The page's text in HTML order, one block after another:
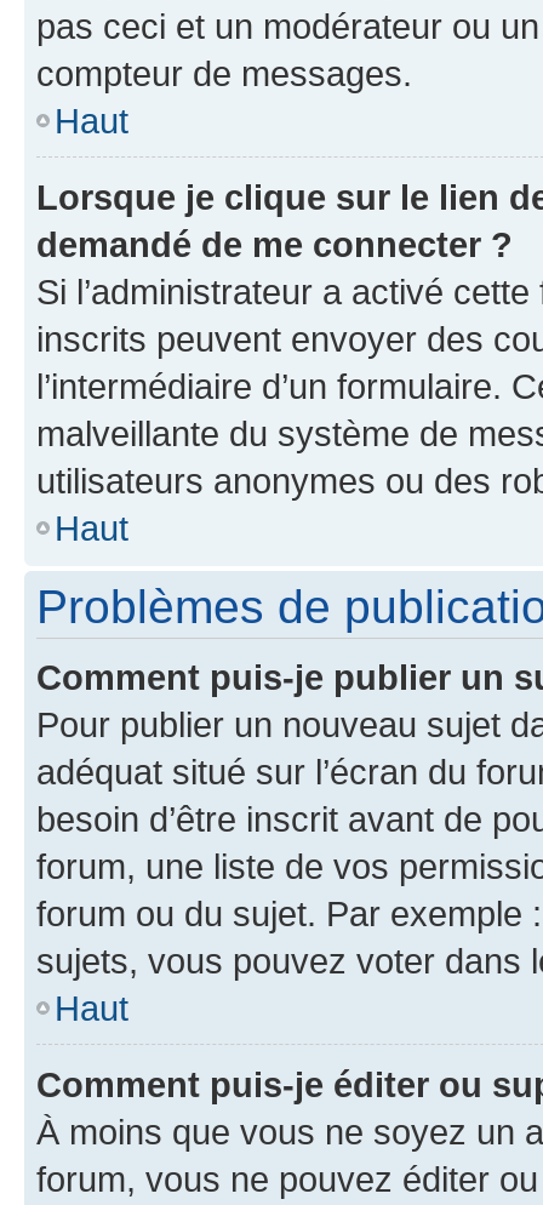
pas ceci et un modérateur ou
compteur de messages.
Haut
Lorsque je clique sur le lien
demandé de me connecter ?
Si l’administrateur a activé
inscrits peuvent envoyer des
l’intermédiaire d’un formulaire.
malveillante du système de
utilisateurs anonymes ou des
Haut
Problèmes de
Comment puis-je publier un
Pour publier un nouveau sujet
adéquat situé sur l’écran du
besoin d’être inscrit avant de
forum, une liste de vos
forum ou du sujet. Par exemple
sujets, vous pouvez voter dans
Haut
Comment puis-je éditer ou
À moins que vous ne soyez un
forum, vous ne pouvez éditer